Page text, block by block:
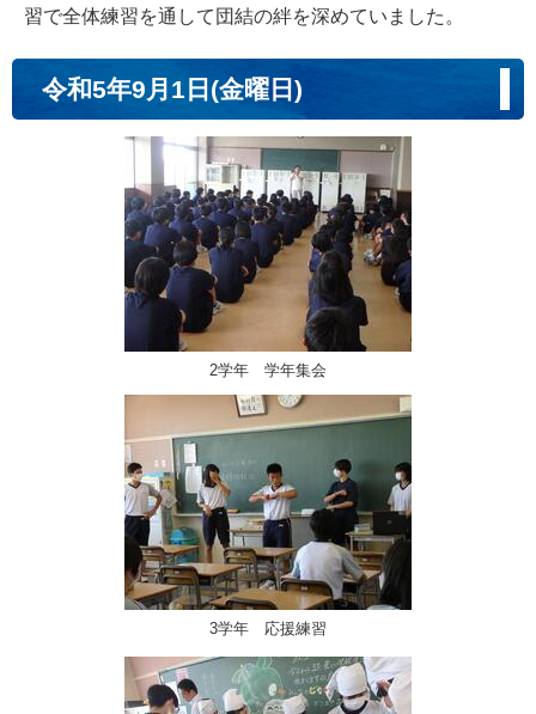
習で全体練習を通して団結の絆を深めていました。
令和5年9月1日(金曜日)
2学年 学年集会
3学年 応援練習